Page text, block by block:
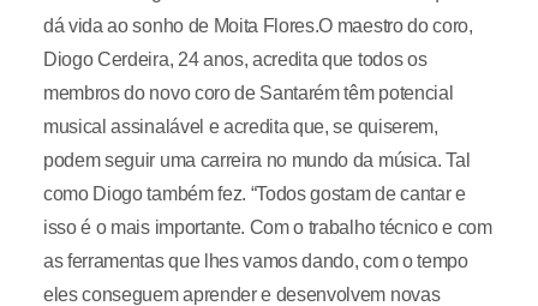
dá vida ao sonho de Moita Flores.O maestro do coro,
Diogo Cerdeira, 24 anos, acredita que todos os
membros do novo coro de Santarém têm potencial
musical assinalável e acredita que, se quiserem,
podem seguir uma carreira no mundo da música. Tal
como Diogo também fez. “Todos gostam de cantar e
isso é o mais importante. Com o trabalho técnico e com
as ferramentas que lhes vamos dando, com o tempo
eles conseguem aprender e desenvolvem novas